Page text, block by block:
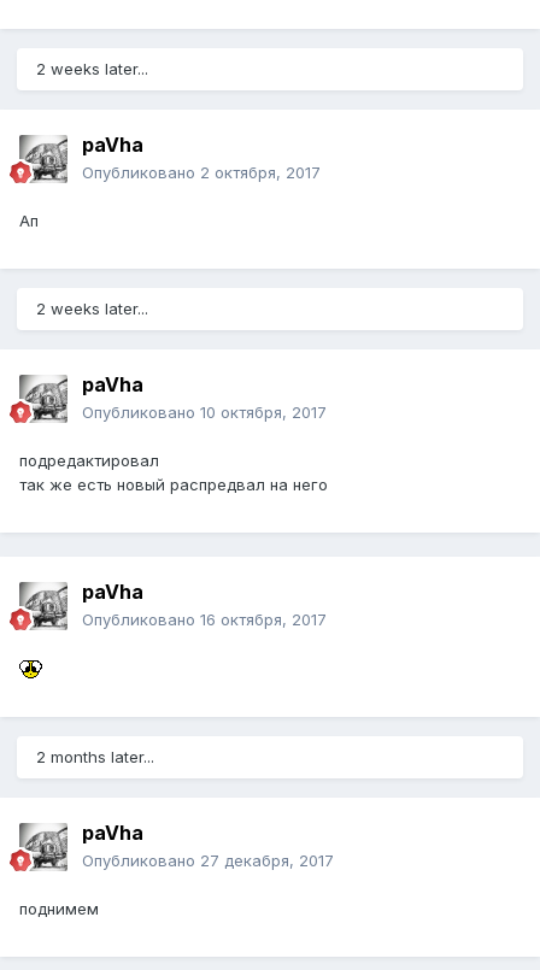
2 weeks later...
paVha
Опубликовано 2 октября, 2017
Ап
2 weeks later...
paVha
Опубликовано 10 октября, 2017
подредактировал
так же есть новый распредвал на него
paVha
Опубликовано 16 октября, 2017
2 months later...
paVha
Опубликовано 27 декабря, 2017
поднимем